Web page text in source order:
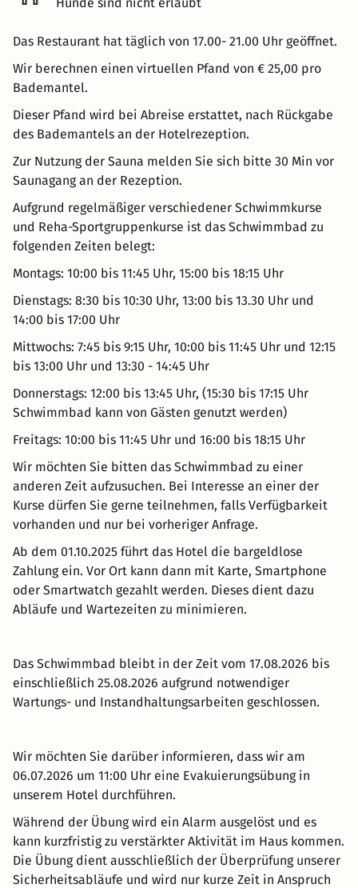
Das Restaurant hat täglich von 17.00- 21.00 Uhr geöffnet.
Wir berechnen einen virtuellen Pfand von € 25,00 pro
Bademantel.
Dieser Pfand wird bei Abreise erstattet, nach Rückgabe
des Bademantels an der Hotelrezeption.
Zur Nutzung der Sauna melden Sie sich bitte 30 Min vor
Saunagang an der Rezeption.
Aufgrund regelmäßiger verschiedener Schwimmkurse
und Reha-Sportgruppenkurse ist das Schwimmbad zu
folgenden Zeiten belegt:
Montags: 10:00 bis 11:45 Uhr, 15:00 bis 18:15 Uhr
Dienstags: 8:30 bis 10:30 Uhr, 13:00 bis 13.30 Uhr und
14:00 bis 17:00 Uhr
Mittwochs: 7:45 bis 9:15 Uhr, 10:00 bis 11:45 Uhr und 12:15
bis 13:00 Uhr und 13:30 - 14:45 Uhr
Donnerstags: 12:00 bis 13:45 Uhr, (15:30 bis 17:15 Uhr
Schwimmbad kann von Gästen genutzt werden)
Freitags: 10:00 bis 11:45 Uhr und 16:00 bis 18:15 Uhr
Wir möchten Sie bitten das Schwimmbad zu einer
anderen Zeit aufzusuchen. Bei Interesse an einer der
Kurse dürfen Sie gerne teilnehmen, falls Verfügbarkeit
vorhanden und nur bei vorheriger Anfrage.
Ab dem 01.10.2025 führt das Hotel die bargeldlose
Zahlung ein. Vor Ort kann dann mit Karte, Smartphone
oder Smartwatch gezahlt werden. Dieses dient dazu
Abläufe und Wartezeiten zu minimieren.
Das Schwimmbad bleibt in der Zeit vom 17.08.2026 bis
einschließlich 25.08.2026 aufgrund notwendiger
Wartungs- und Instandhaltungsarbeiten geschlossen.
Wir möchten Sie darüber informieren, dass wir am
06.07.2026 um 11:00 Uhr eine Evakuierungsübung in
unserem Hotel durchführen.
Während der Übung wird ein Alarm ausgelöst und es
kann kurzfristig zu verstärkter Aktivität im Haus kommen.
Die Übung dient ausschließlich der Überprüfung unserer
Sicherheitsabläufe und wird nur kurze Zeit in Anspruch